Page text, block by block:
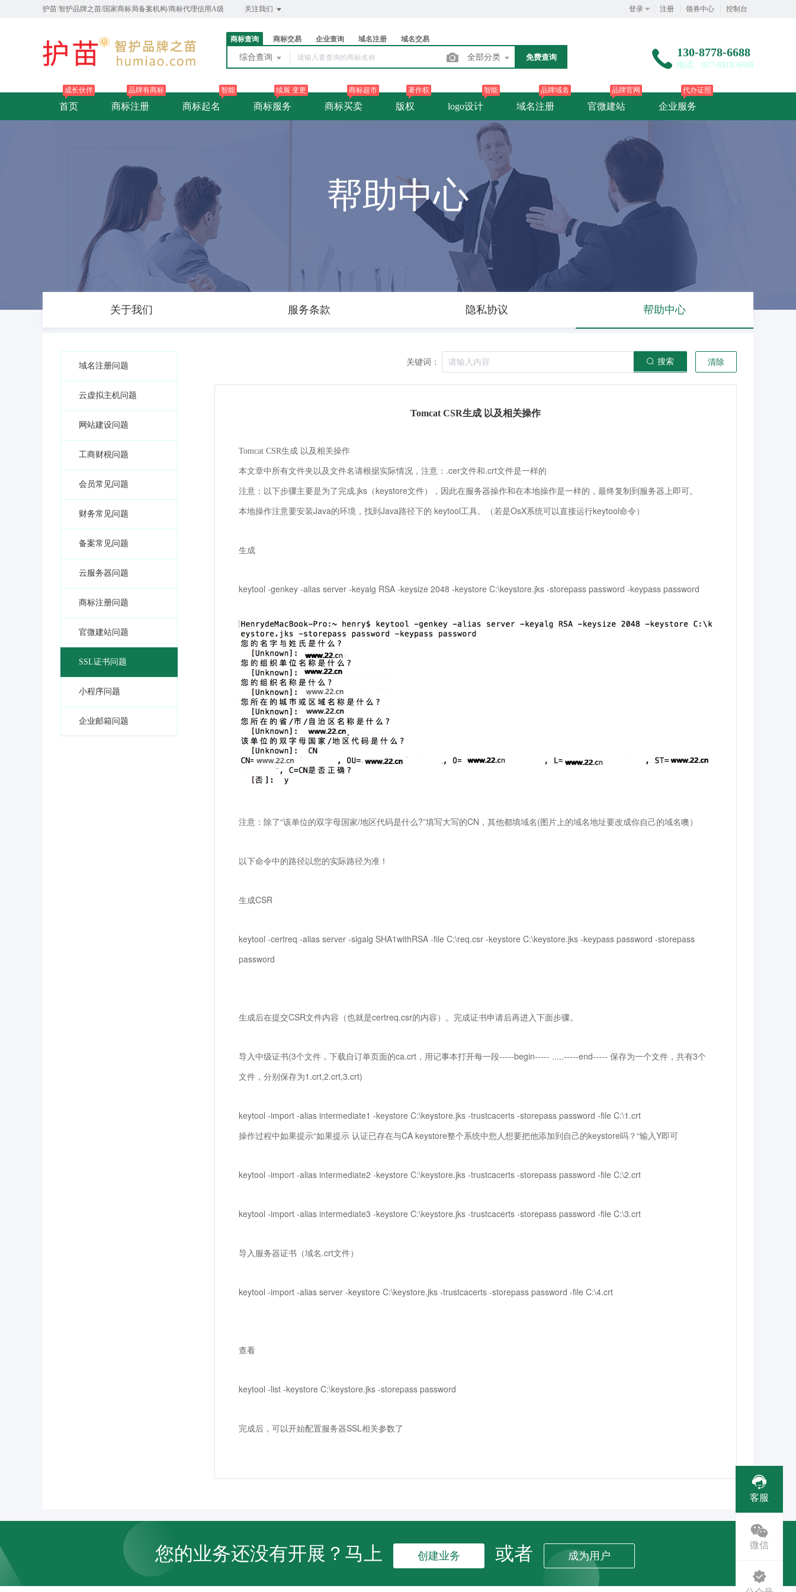
护苗:智护品牌之苗/国家商标局备案机构/商标代理信用A级 关注我们 登录 注册 领券中心 控制台
商标查询 商标交易 企业查询 域名注册 域名交易
综合查询 全部分类 免费查询 130-8778-6688
电话：077-8818-6688
首页
成长伙伴
商标注册
品牌有商标
商标起名
智能
商标服务
续展 变更
商标买卖
商标超市
版权
著作权
logo设计
智能
域名注册
品牌域名
官微建站
品牌官网
企业服务
代办证照
帮助中心
关于我们 服务条款 隐私协议 帮助中心
域名注册问题
云虚拟主机问题
网站建设问题
工商财税问题
会员常见问题
财务常见问题
备案常见问题
云服务器问题
商标注册问题
官微建站问题
SSL证书问题
小程序问题
企业邮箱问题
关键词： 搜索 清除
Tomcat CSR生成 以及相关操作
Tomcat CSR生成 以及相关操作
本文章中所有文件夹以及文件名请根据实际情况，注意：.cer文件和.crt文件是一样的
注意：以下步骤主要是为了完成.jks（keystore文件），因此在服务器操作和在本地操作是一样的，最终复制到服务器上即可。
本地操作注意要安装Java的环境，找到Java路径下的 keytool工具。（若是OsX系统可以直接运行keytool命令）
生成
keytool -genkey -alias server -keyalg RSA -keysize 2048 -keystore C:\keystore.jks -storepass password -keypass password
注意：除了“该单位的双字母国家/地区代码是什么?”填写大写的CN，其他都填域名(图片上的域名地址要改成你自己的域名噢）
以下命令中的路径以您的实际路径为准！
生成CSR
keytool -certreq -alias server -sigalg SHA1withRSA -file C:\req.csr -keystore C:\keystore.jks -keypass password -storepass
password
生成后在提交CSR文件内容（也就是certreq.csr的内容）。完成证书申请后再进入下面步骤。
导入中级证书(3个文件，下载自订单页面的ca.crt，用记事本打开每一段-----begin----- .....-----end----- 保存为一个文件，共有3个
文件，分别保存为1.crt,2.crt,3.crt)
keytool -import -alias intermediate1 -keystore C:\keystore.jks -trustcacerts -storepass password -file C:\1.crt
操作过程中如果提示“如果提示 认证已存在与CA keystore整个系统中您人想要把他添加到自己的keystore吗？“输入Y即可
keytool -import -alias intermediate2 -keystore C:\keystore.jks -trustcacerts -storepass password -file C:\2.crt
keytool -import -alias intermediate3 -keystore C:\keystore.jks -trustcacerts -storepass password -file C:\3.crt
导入服务器证书（域名.crt文件）
keytool -import -alias server -keystore C:\keystore.jks -trustcacerts -storepass password -file C:\4.crt
查看
keytool -list -keystore C:\keystore.jks -storepass password
完成后，可以开始配置服务器SSL相关参数了
您的业务还没有开展？马上 创建业务 或者 成为用户
客服
微信